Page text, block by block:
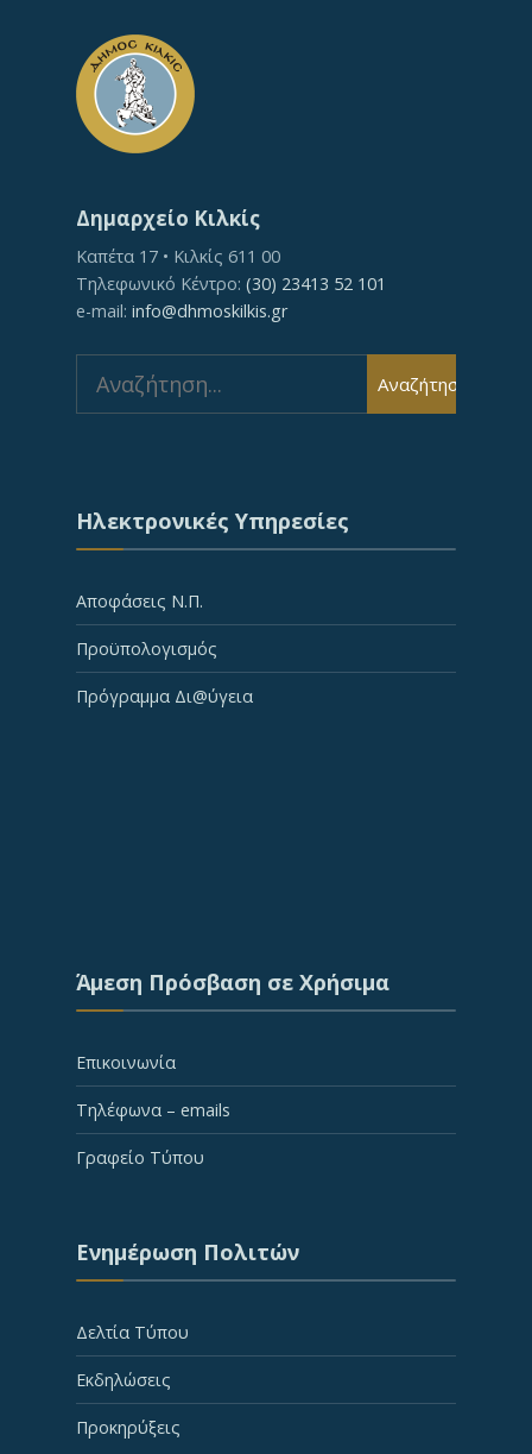
Δημαρχείο Κιλκίς
Καπέτα 17 • Κιλκίς 611 00
Τηλεφωνικό Κέντρο: (30) 23413 52 101
e-mail: info@dhmoskilkis.gr
for:
Αναζήτηση
Ηλεκτρονικές Υπηρεσίες
Αποφάσεις Ν.Π.
Προϋπολογισμός
Πρόγραμμα Δι@ύγεια
Άμεση Πρόσβαση σε Χρήσιμα
Επικοινωνία
Τηλέφωνα – emails
Γραφείο Τύπου
Ενημέρωση Πολιτών
Δελτία Τύπου
Εκδηλώσεις
Προκηρύξεις